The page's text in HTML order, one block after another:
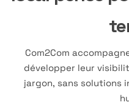
Com2Com
développer leur
jargon, sans solutions